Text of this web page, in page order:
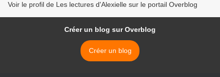
Voir le profil de Les lectures d'Alexielle sur le portail Overblog
Créer un blog sur Overblog
Créer un blog